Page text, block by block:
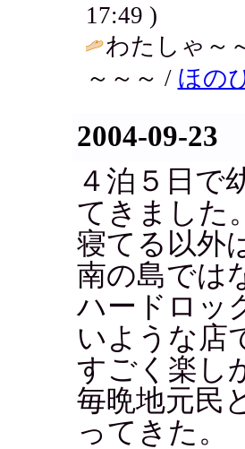
17:49 )
わたしゃ～
～～～ / ほの
2004-09-23
４泊５日で
てきました。
寝てる以外
南の島では
ハードロッ
いような店
すごく楽し
毎晩地元民
ってきた。